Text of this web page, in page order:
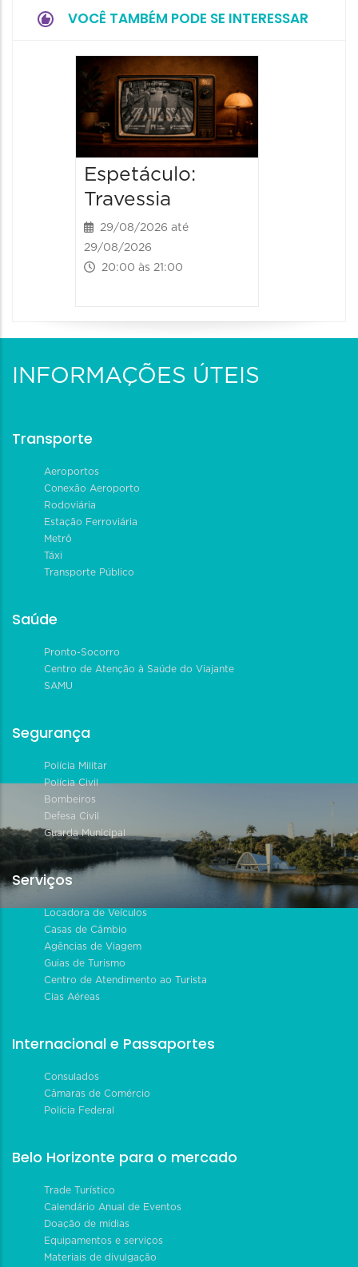
VOCÊ TAMBÉM PODE SE INTERESSAR
Espetáculo:
Travessia
29/08/2026 até
29/08/2026
20:00 às 21:00
INFORMAÇÕES ÚTEIS
Transporte
Aeroportos
Conexão Aeroporto
Rodoviária
Estação Ferroviária
Metrô
Táxi
Transporte Público
Saúde
Pronto-Socorro
Centro de Atenção à Saúde do Viajante
SAMU
Segurança
Polícia Militar
Polícia Civil
Bombeiros
Defesa Civil
Guarda Municipal
Serviços
Locadora de Veículos
Casas de Câmbio
Agências de Viagem
Guias de Turismo
Centro de Atendimento ao Turista
Cias Aéreas
Internacional e Passaportes
Consulados
Câmaras de Comércio
Polícia Federal
Belo Horizonte para o mercado
Trade Turístico
Calendário Anual de Eventos
Doação de mídias
Equipamentos e serviços
Materiais de divulgação